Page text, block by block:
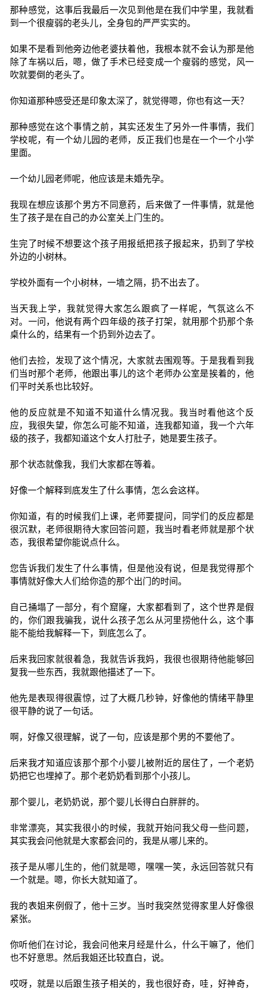
那种感觉，这事后我最后一次见到他是在我们中学里，我就看
到一个很瘦弱的老头儿，全身包的严严实实的。
如果不是看到他旁边他老婆扶着他，我根本就不会认为那是他
除了车祸以后，嗯，做了手术已经变成一个瘦弱的感觉，风一
吹就要倒的老头了。
你知道那种感受还是印象太深了，就觉得嗯，你也有这一天？
那种感觉在这个事情之前，其实还发生了另外一件事情，我们
学校呢，有一个幼儿园的老师，反正我们也是在一个一个小学
里面。
一个幼儿园老师呢，他应该是未婚先孕。
我现在想应该那个男方不同意药，后来做了一件事情，就是他
生了孩子是在自己的办公室关上门生的。
生完了时候不想要这个孩子用报纸把孩子报起来，扔到了学校
外边的小树林。
学校外面有一个小树林，一墙之隔，扔不出去了。
当天我上学，我就觉得大家怎么跟疯了一样呢，气氛这么不
对。一问，他说有两个四年级的孩子打架，就用那个扔那个条
桌什么的，结果有一个扔到外边去了。
他们去捡，发现了这个情况，大家就去围观等。于是我看到我
们当时那个老师，他跟出事儿的这个老师办公室是挨着的，他
们平时关系也比较好。
他的反应就是不知道不知道什么情况我。我当时看他这个反
应，我很失望，你怎么可能不知道，连我都知道，我一个六年
级的孩子，我都知道这个女人打肚子，她是要生孩子。
那个状态就像我，我们大家都在等着。
好像一个解释到底发生了什么事情，怎么会这样。
你知道，有的时候我们上课，老师要提问，同学们的反应都是
很沉默，老师很期待大家回答问题，我当时看老师就是那个状
态，我很希望你能说点什么。
您告诉我们发生了什么事情，但是他没有说，但是我觉得那个
事情就好像大人们给你造的那个出门的时间。
自己捅塌了一部分，有个窟窿，大家都看到了，这个世界是假
的，你们跟我骗我，说什么孩子怎么从河里捞他什么，这个事
能不能给我解释一下，到底怎么了。
后来我回家就很着急，我就告诉我妈，我很也很期待他能够回
复我一些东西，我就跟他描述了一下。
他先是表现得很震惊，过了大概几秒钟，好像他的情绪平静里
很平静的说了一句话。
啊，好像又很理解，说了一句，应该是那个男的不要他了。
后来我才知道应该那个那个小婴儿被附近的居住了，一个老奶
奶把它也埋掉了。那个老奶奶看到那个小孩儿。
那个婴儿，老奶奶说，那个婴儿长得白白胖胖的。
非常漂亮，其实我很小的时候，我就开始问我父母一些问题，
其实我会问他就是大家都会问的，我是从哪儿来的。
孩子是从哪儿生的，他们就是嗯，嘿嘿一笑，永远回答就只有
一个就是。嗯，你长大就知道了。
我的表姐来例假了，他十三岁。当时我突然觉得家里人好像很
紧张。
你听他们在讨论，我会问他来月经是什么，什么干嘛了，他们
也不好意思。然后我姐还比较直白，说。
哎呀，就是以后跟生孩子相关的，我也很好奇，哇，好神奇，